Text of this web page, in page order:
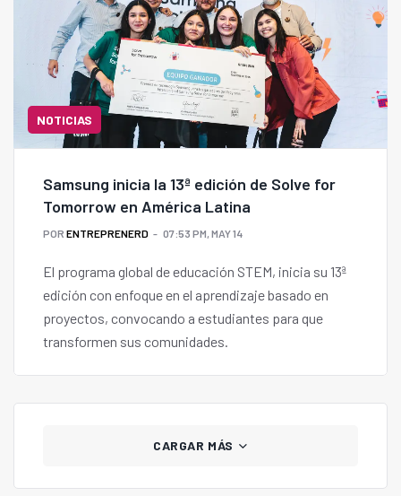
NOTICIAS
Samsung inicia la 13ª edición de Solve for
Tomorrow en América Latina
POR ENTREPRENERD 07:53 PM, MAY 14
El programa global de educación STEM, inicia su 13ª
edición con enfoque en el aprendizaje basado en
proyectos, convocando a estudiantes para que
transformen sus comunidades.
CARGAR MÁS